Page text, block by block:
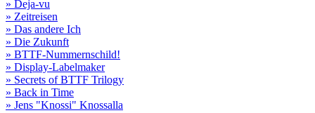
» Deja-vu
» Zeitreisen
» Das andere Ich
» Die Zukunft
» BTTF-Nummernschild!
» Display-Labelmaker
» Secrets of BTTF Trilogy
» Back in Time
» Jens "Knossi" Knossalla